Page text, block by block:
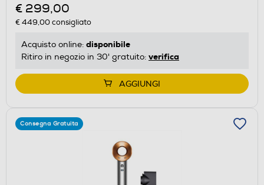
€ 299,00
€ 449,00consigliato
Acquisto online: disponibile
Ritiro in negozio in 30' gratuito: verifica
AGGIUNGI
Consegna Gratuita